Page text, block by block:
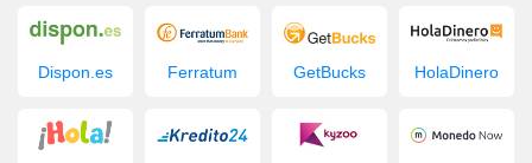
Dispon.es Ferratum GetBucks HolaDinero